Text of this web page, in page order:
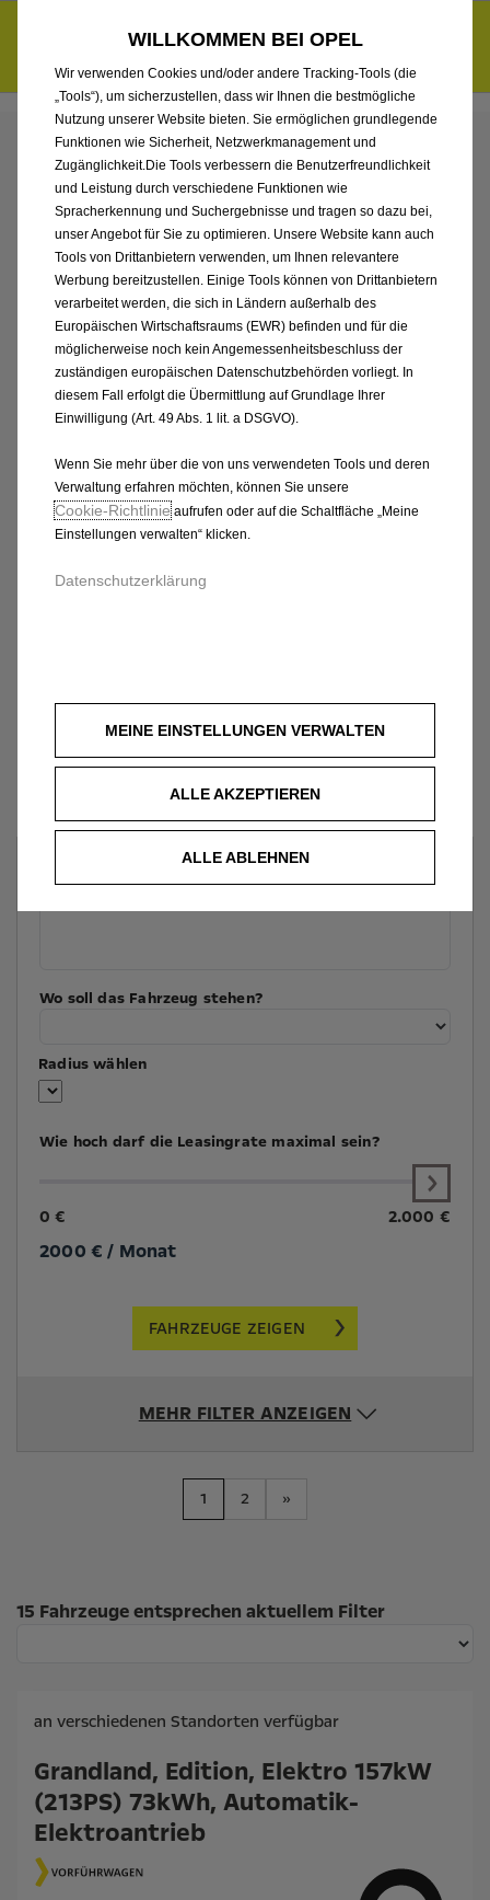
6.000 € staatliche Förderungsprämie für E-Autos und Plug-in-
Hybride. Mehr erfahren >>
ENTDECKEN SIE ALLE
GRANDLAND
VORFÜHRWAGEN MIT
ELEKTRO ANTRIEB
Welches Fahrzeug möchten Sie?
Wo soll das Fahrzeug stehen?
Radius wählen
Wie hoch darf die Leasingrate maximal sein?
0 € 2.000 €
2000 € / Monat
FAHRZEUGE ZEIGEN
MEHR FILTER ANZEIGEN
1 2 »
Suchergebnisse
15 Fahrzeuge entsprechen aktuellem Filter
Grandland, Edition, Elektro 157kW
(213PS) 73kWh, Automatik-
Elektroantrieb
an verschiedenen Standorten verfügbar
WILLKOMMEN BEI OPEL
Wir verwenden Cookies und/oder andere Tracking-Tools (die
„Tools“), um sicherzustellen, dass wir Ihnen die bestmögliche
Nutzung unserer Website bieten. Sie ermöglichen grundlegende
Funktionen wie Sicherheit, Netzwerkmanagement und
Zugänglichkeit.Die Tools verbessern die Benutzerfreundlichkeit
und Leistung durch verschiedene Funktionen wie
Spracherkennung und Suchergebnisse und tragen so dazu bei,
unser Angebot für Sie zu optimieren. Unsere Website kann auch
Tools von Drittanbietern verwenden, um Ihnen relevantere
Werbung bereitzustellen. Einige Tools können von Drittanbietern
verarbeitet werden, die sich in Ländern außerhalb des
Europäischen Wirtschaftsraums (EWR) befinden und für die
möglicherweise noch kein Angemessenheitsbeschluss der
zuständigen europäischen Datenschutzbehörden vorliegt. In
diesem Fall erfolgt die Übermittlung auf Grundlage Ihrer
Einwilligung (Art. 49 Abs. 1 lit. a DSGVO).
Wenn Sie mehr über die von uns verwendeten Tools und deren
Verwaltung erfahren möchten, können Sie unsere
Cookie‑Richtlinieaufrufen oder auf die Schaltfläche „Meine
Einstellungen verwalten“ klicken.
Datenschutzerklärung
MEINE EINSTELLUNGEN VERWALTEN
ALLE AKZEPTIEREN
ALLE ABLEHNEN